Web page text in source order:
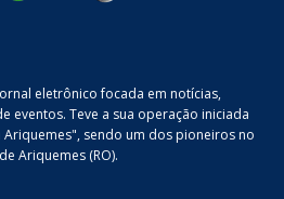
eletrônico focada em notícias,
eventos. Teve a sua operação iniciada
Ariquemes", sendo um dos pioneiros no
Ariquemes (RO).